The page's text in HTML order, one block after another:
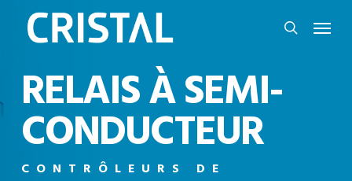
content
search
Menu
RELAIS À SEMI-
CONDUCTEUR
CONTRÔLEURS DE